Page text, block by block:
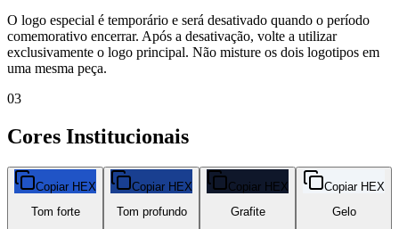
Botafogo
O logo especial é temporário e será desativado quando o período
comemorativo encerrar. Após a desativação, volte a utilizar
exclusivamente o logo principal. Não misture os dois logotipos em
uma mesma peça.
03
Cores Institucionais
Copiar HEX
Tom forte
Copiar HEX
Tom profundo
Copiar HEX
Grafite
Copiar HEX
Gelo